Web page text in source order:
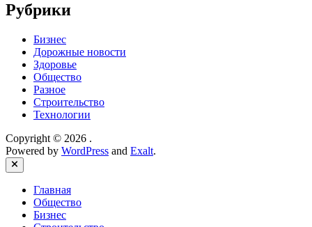
Рубрики
Бизнес
Дорожные новости
Здоровье
Общество
Разное
Строительство
Технологии
Copyright © 2026 .
Powered by WordPress and Exalt.
Close
Главная
Общество
Бизнес